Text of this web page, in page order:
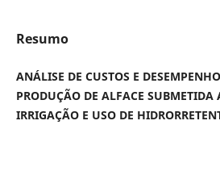
Resumo
ANÁLISE DE CUSTOS E
PRODUÇÃO DE ALFACE SUBMETIDA
IRRIGAÇÃO E USO DE